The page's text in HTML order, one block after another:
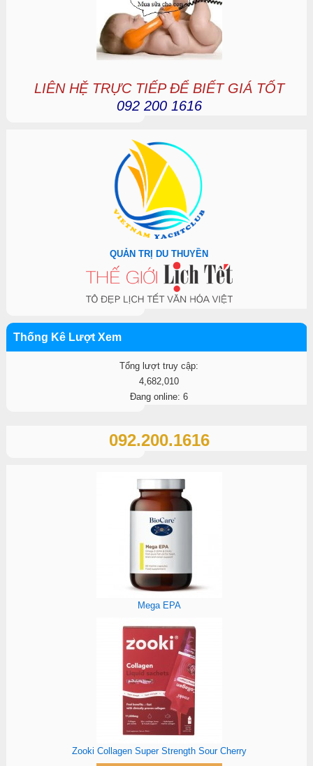
LIÊN HỆ TRỰC TIẾP ĐỂ BIẾT GIÁ TỐT
092 200 1616
QUẢN TRỊ DU THUYỀN
Thống Kê Lượt Xem
Tổng lượt truy cập:
4,682,010
Đang online: 6
092.200.1616
Mega EPA
Zooki Collagen Super Strength Sour Cherry